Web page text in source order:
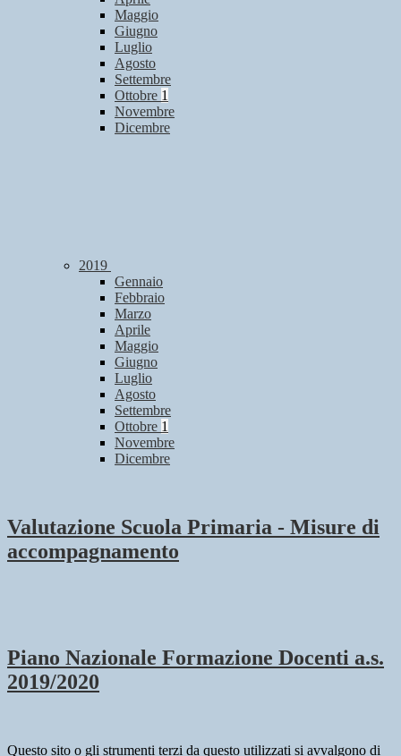
Maggio
Giugno
Luglio
Agosto
Settembre
Ottobre 1
Novembre
Dicembre
2019
Gennaio
Febbraio
Marzo
Aprile
Maggio
Giugno
Luglio
Agosto
Settembre
Ottobre 1
Novembre
Dicembre
Valutazione Scuola Primaria - Misure di
accompagnamento
Piano Nazionale Formazione Docenti a.s.
2019/2020
Questo sito o gli strumenti terzi da questo utilizzati si avvalgono di